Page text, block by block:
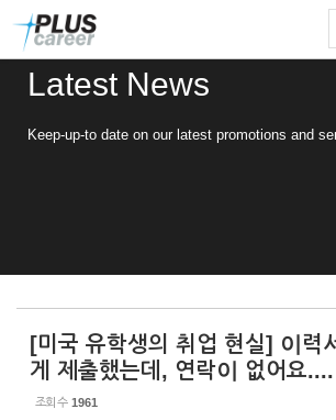
Latest News
Keep-up-to date on our latest promotions and
[미국 유학생의 취업 현실] 이력
게 제출했는데, 연락이 없어요....
조회 수 1961